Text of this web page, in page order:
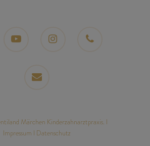
Märchen Kinderzahnarztpraxis. I
Impressum I Datenschutz